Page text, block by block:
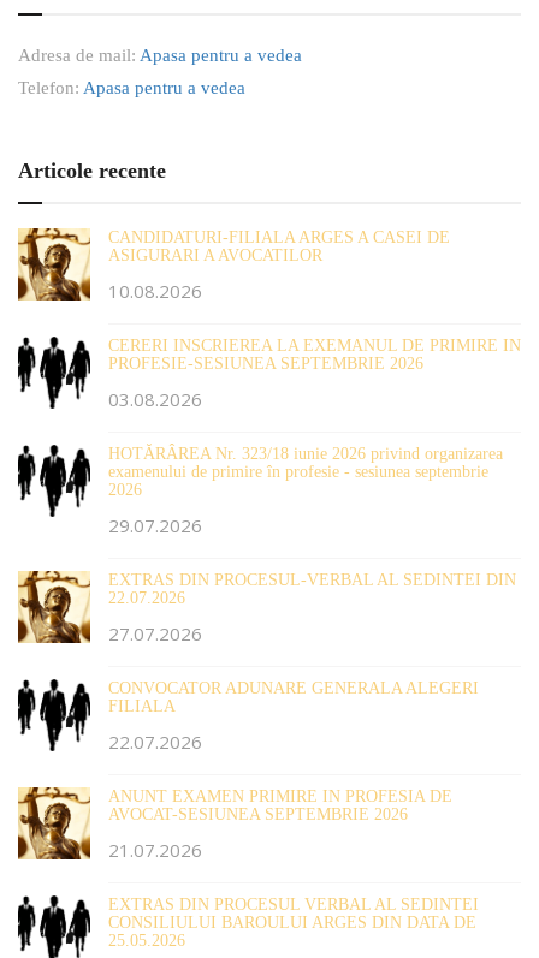
Adresa de mail: Apasa pentru a vedea
Telefon: Apasa pentru a vedea
Articole recente
CANDIDATURI-FILIALA ARGES A CASEI DE
ASIGURARI A AVOCATILOR
10.08.2026
CERERI INSCRIEREA LA EXEMANUL DE PRIMIRE IN
PROFESIE-SESIUNEA SEPTEMBRIE 2026
03.08.2026
HOTĂRÂREA Nr. 323/18 iunie 2026 privind organizarea
examenului de primire în profesie - sesiunea septembrie
2026
29.07.2026
EXTRAS DIN PROCESUL-VERBAL AL SEDINTEI DIN
22.07.2026
27.07.2026
CONVOCATOR ADUNARE GENERALA ALEGERI
FILIALA
22.07.2026
ANUNT EXAMEN PRIMIRE IN PROFESIA DE
AVOCAT-SESIUNEA SEPTEMBRIE 2026
21.07.2026
EXTRAS DIN PROCESUL VERBAL AL SEDINTEI
CONSILIULUI BAROULUI ARGES DIN DATA DE
25.05.2026